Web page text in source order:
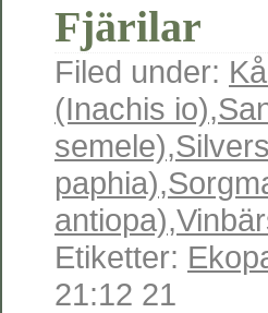
Fjärilar
Filed under:
(Inachis io),
semele),
paphia),
antiopa),
Etiketter:
21:12 21